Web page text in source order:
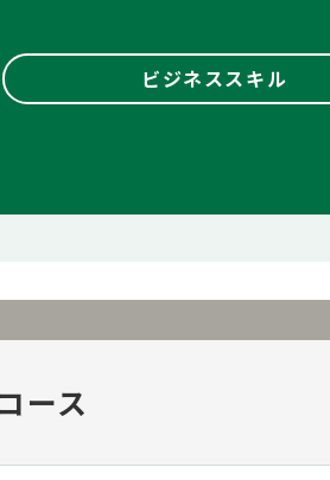
ビジネススキル
ース